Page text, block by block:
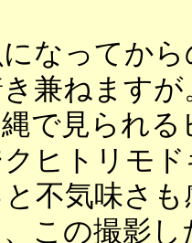
なってか
兼ねますが
で見られ
ヒトリモ
不気味さ
この撮影